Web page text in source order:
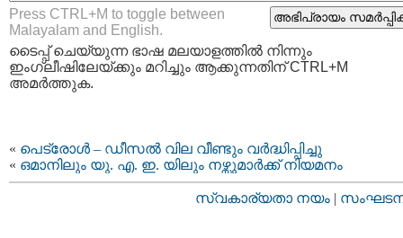
Press CTRL+M to toggle between
Malayalam and English.
ടൈപ്പ്‌ ചെയ്യുന്ന ഭാഷ മലയാളത്തില്‍ നിന്നും
ഇംഗ്ലീഷിലേയ്ക്കും മറിച്ചും ആക്കുന്നതിന് CTRL+M
അമര്‍ത്തുക.
« പെട്രോള്‍ – ഡീസല്‍ വില വീണ്ടും വര്‍ദ്ധിപ്പിച്ചു
« ഒമാനിലും യു. എ. ഇ. യിലും നഴ്സുമാര്‍ക്ക് നിയമനം
സ്വകാര്യതാ നയം |